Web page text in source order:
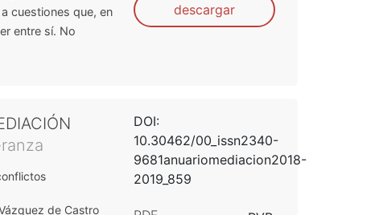
cuestiones que, en
entre sí. No
descargar
de Castro
DOI:
10.30462/00_issn2340-
9681anuariomediacion2018-
2019_859